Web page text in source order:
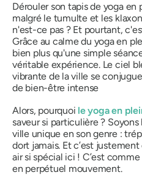
Dérouler son tapis de yoga
malgré le tumulte et les
n'est-ce pas ? Et pourtant,
Grâce au calme du yoga en
bien plus qu'une simple
véritable expérience. Le ciel
vibrante de la ville se
de bien-être intense
Alors, pourquoi le yoga en
saveur si particulière ? Soyons
ville unique en son genre :
dort jamais. Et c’est
air si spécial ici ! C’est
en perpétuel mouvement.